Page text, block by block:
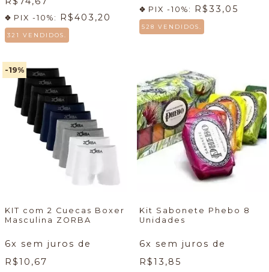
PIX -10%: R$403,20
321 VENDIDOS.
PIX -10%: R$33,05
528 VENDIDOS.
-19%
KIT com 2 Cuecas Boxer
Masculina ZORBA
6x sem juros de
R$10,67
Kit Sabonete Phebo 8
Unidades
6x sem juros de
R$13,85